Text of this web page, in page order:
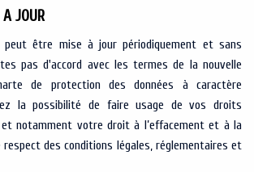
JOUR
peut être mise à jour périodiquement et sans
pas d'accord avec les termes de la nouvelle
de protection des données à caractère
la possibilité de faire usage de vos droits
notamment votre droit à l’effacement et à la
respect des conditions légales, réglementaires et